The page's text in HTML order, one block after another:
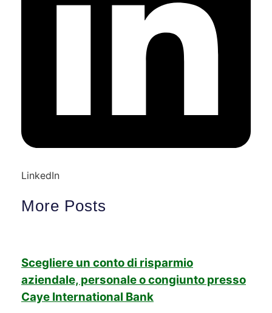
LinkedIn
More Posts
Scegliere un conto di risparmio
aziendale, personale o congiunto presso
Caye International Bank